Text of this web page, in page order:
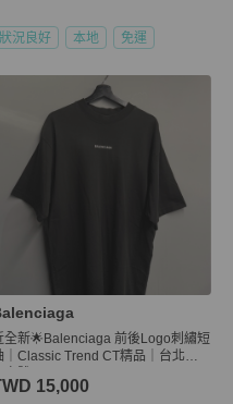
狀況良好 本地 免運
全新🌟Balenciaga 前後Logo刺繡短
｜Classic Trend CT精品｜台北東
15,000